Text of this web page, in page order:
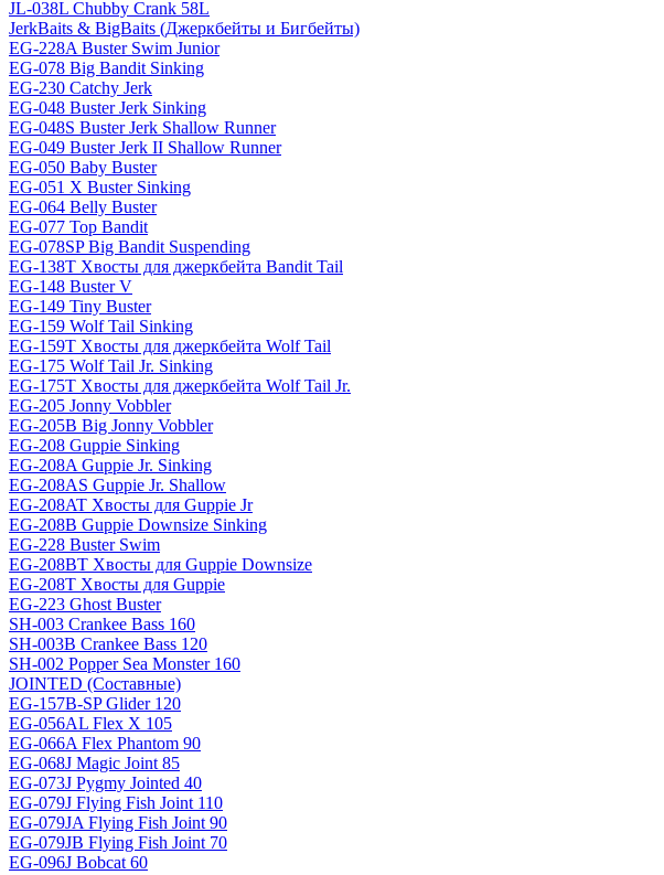
JL-038L Chubby Crank 58L
JerkBaits & BigBaits (Джеркбейты и Бигбейты)
EG-228A Buster Swim Junior
EG-078 Big Bandit Sinking
EG-230 Catchy Jerk
EG-048 Buster Jerk Sinking
EG-048S Buster Jerk Shallow Runner
EG-049 Buster Jerk II Shallow Runner
EG-050 Baby Buster
EG-051 X Buster Sinking
EG-064 Belly Buster
EG-077 Top Bandit
EG-078SP Big Bandit Suspending
EG-138T Хвосты для джеркбейта Bandit Tail
EG-148 Buster V
EG-149 Tiny Buster
EG-159 Wolf Tail Sinking
EG-159T Хвосты для джеркбейта Wolf Tail
EG-175 Wolf Tail Jr. Sinking
EG-175T Хвосты для джеркбейта Wolf Tail Jr.
EG-205 Jonny Vobbler
EG-205B Big Jonny Vobbler
EG-208 Guppie Sinking
EG-208A Guppie Jr. Sinking
EG-208AS Guppie Jr. Shallow
EG-208AT Хвосты для Guppie Jr
EG-208B Guppie Downsize Sinking
EG-228 Buster Swim
EG-208BT Хвосты для Guppie Downsize
EG-208T Хвосты для Guppie
EG-223 Ghost Buster
SH-003 Crankee Bass 160
SH-003B Crankee Bass 120
SH-002 Popper Sea Monster 160
JOINTED (Составные)
EG-157B-SP Glider 120
EG-056AL Flex X 105
EG-066A Flex Phantom 90
EG-068J Magic Joint 85
EG-073J Pygmy Jointed 40
EG-079J Flying Fish Joint 110
EG-079JA Flying Fish Joint 90
EG-079JB Flying Fish Joint 70
EG-096J Bobcat 60